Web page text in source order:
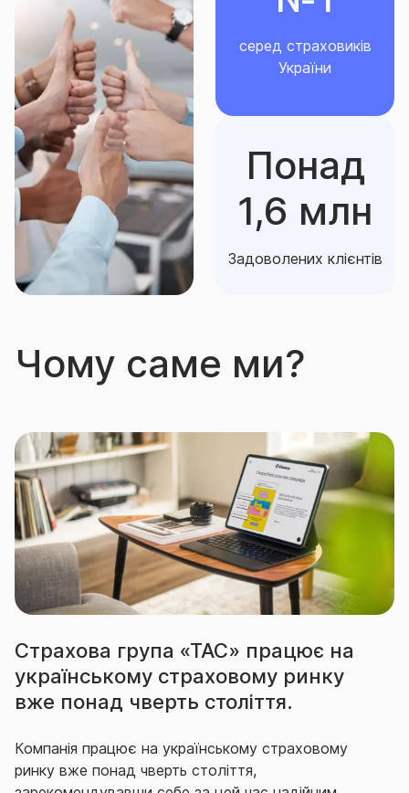
серед страховиків
України
Понад
1,6 млн
Задоволених клієнтів
Чому саме ми?
Страхова група «ТАС» працює на
українському страховому ринку
вже понад чверть століття.
Компанія працює на українському страховому
ринку вже понад чверть століття,